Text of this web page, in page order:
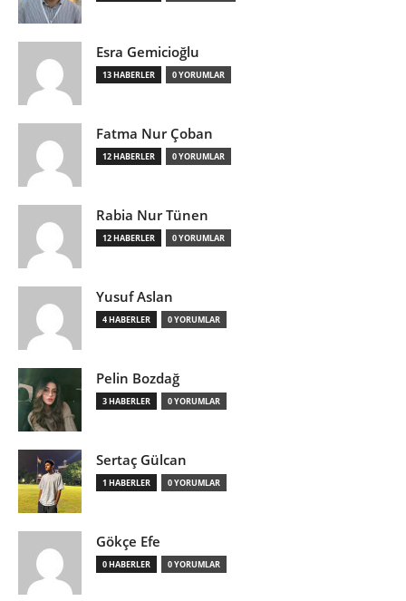
Esra Gemicioğlu
13 HABERLER 0 YORUMLAR
Fatma Nur Çoban
12 HABERLER 0 YORUMLAR
Rabia Nur Tünen
12 HABERLER 0 YORUMLAR
Yusuf Aslan
4 HABERLER 0 YORUMLAR
Pelin Bozdağ
3 HABERLER 0 YORUMLAR
Sertaç Gülcan
1 HABERLER 0 YORUMLAR
Gökçe Efe
0 HABERLER 0 YORUMLAR